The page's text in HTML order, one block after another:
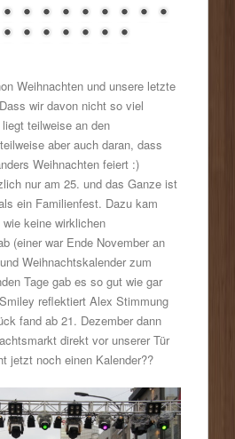
Weihnachten und unsere letzte
wir davon nicht so viel
teilweise an den
aber auch daran, dass
Weihnachten feiert :)
nur am 25. und das Ganze ist
ein Familienfest. Dazu kam
keine wirklichen
(einer war Ende November an
Weihnachtskalender zum
Tage gab es so gut wie gar
reflektiert Alex Stimmung
fand ab 21. Dezember dann
direkt vor unserer Tür
jetzt noch einen Kalender??